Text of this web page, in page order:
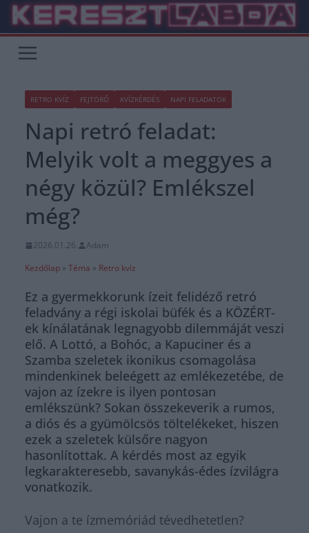
Skip
content
RETRO KVÍZ FEJTÖRŐ KVÍZKÉRDÉS NAPI FELADATOK
Napi retró feladat:
Melyik volt a meggyes a
négy közül? Emlékszel
még?
2026.01.26.
Adam
Kezdőlap » Téma » Retro kvíz
Ez a gyermekkorunk ízeit felidéző retró
feladvány a régi iskolai büfék és a KÖZÉRT-
ek kínálatának legnagyobb dilemmáját veszi
elő. A Lottó, a Bohóc, a Kapuciner és a
Szamba szeletek ikonikus csomagolása
mindenkinek beleégett az emlékezetébe, de
vajon az ízekre is ilyen pontosan
emlékszünk? Sokan összekeverik a rumos,
a diós és a gyümölcsös töltelékeket, hiszen
ezek a szeletek külsőre nagyon
hasonlítottak. A kérdés most az egyik
legkarakteresebb, savanykás-édes ízvilágra
vonatkozik.
Vajon a te ízmemóriád tévedhetetlen?